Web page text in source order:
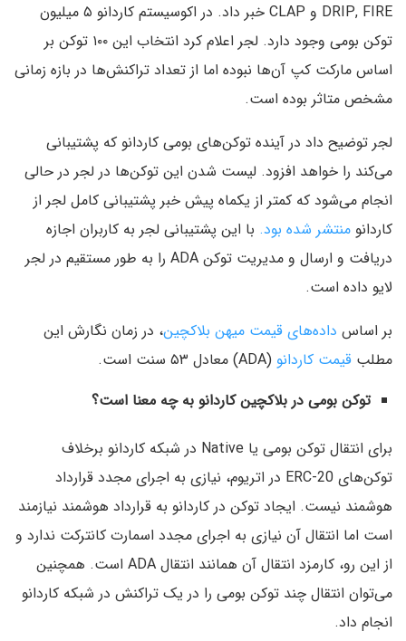
DRIP, FIRE و CLAP خبر داد. در اکوسیستم کاردانو ۵ میلیون
توکن بومی وجود دارد. لجر اعلام کرد انتخاب این ۱۰۰ توکن بر
اساس مارکت کپ آن‌ها نبوده اما از تعداد تراکنش‌ها در بازه زمانی
مشخص متاثر بوده است.
لجر توضیح داد در آینده توکن‌های بومی کاردانو که پشتیبانی
می‌کند را خواهد افزود. لیست شدن این توکن‌ها در لجر در حالی
انجام می‌شود که کمتر از یکماه پیش خبر پشتیبانی کامل لجر از
کاردانو منتشر شده بود. با این پشتیبانی لجر به کاربران اجازه
دریافت و ارسال و مدیریت توکن ADA را به طور مستقیم در لجر
لایو داده است.
بر اساس داده‌های قیمت میهن بلاکچین، در زمان نگارش این
مطلب قیمت کاردانو (ADA) معادل ۵۳ سنت است.
توکن بومی در بلاکچین کاردانو به چه معنا است؟
برای انتقال توکن بومی یا Native در شبکه کاردانو برخلاف
توکن‌های ERC-20 در اتریوم، نیازی به اجرای مجدد قرارداد
هوشمند نیست. ایجاد توکن در کاردانو به قرارداد هوشمند نیازمند
است اما انتقال آن نیازی به اجرای مجدد اسمارت کانترکت ندارد و
از این رو، کارمزد انتقال آن همانند انتقال ADA است. همچنین
می‌توان انتقال چند توکن بومی را در یک تراکنش در شبکه کاردانو
انجام داد.